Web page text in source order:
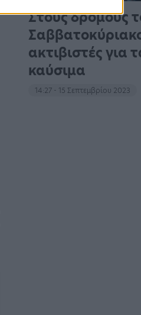
Στους δρόμους
ακτιβιστές για
καύσιμα
14:27 - 15 Σεπτεμβρίου 2023